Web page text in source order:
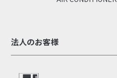
法人のお客様